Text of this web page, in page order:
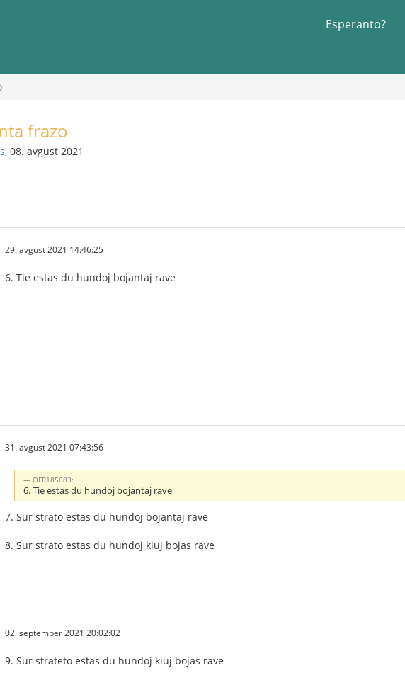
Esperanto?
frazo
, 08. avgust 2021
29. avgust 2021 14:46:25
6. Tie estas du hundoj bojantaj rave
31. avgust 2021 07:43:56
OFR185683:
6. Tie estas du hundoj bojantaj rave
7. Sur strato estas du hundoj bojantaj rave
8. Sur strato estas du hundoj kiuj bojas rave
02. september 2021 20:02:02
9. Sur strateto estas du hundoj kiuj bojas rave